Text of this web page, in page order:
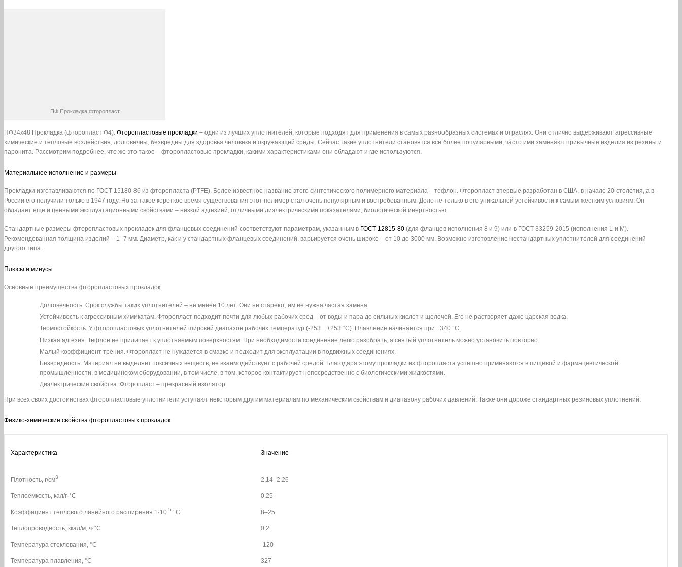
ПФ Прокладка фторопласт
ПФ34х48 Прокладка (фторопласт Ф4). Фторопластовые прокладки – одни из лучших уплотнителей, которые подходят для применения в самых разнообразных системах и отраслях. Они отлично выдерживают агрессивные
химические и тепловые воздействия, долговечны, безвредны для здоровья человека и окружающей среды. Сейчас такие уплотнители становятся все более популярными, часто ими заменяют привычные изделия из резины и
паронита. Рассмотрим подробнее, что же это такое – фторопластовые прокладки, какими характеристиками они обладают и где используются.
Материальное исполнение и размеры
Прокладки изготавливаются по ГОСТ 15180-86 из фторопласта (PTFE). Более известное название этого синтетического полимерного материала – тефлон. Фторопласт впервые разработан в США, в начале 20 столетия, а в
России его получили только в 1947 году. Но за такое короткое время существования этот полимер стал очень популярным и востребованным. Дело не только в его уникальной устойчивости к самым жестким условиям. Он
обладает еще и ценными эксплуатационными свойствами – низкой адгезией, отличными диэлектрическими показателями, биологической инертностью.
Стандартные размеры фторопластовых прокладок для фланцевых соединений соответствуют параметрам, указанным в ГОСТ 12815-80 (для фланцев исполнения 8 и 9) или в ГОСТ 33259-2015 (исполнения L и M).
Рекомендованная толщина изделий – 1–7 мм. Диаметр, как и у стандартных фланцевых соединений, варьируется очень широко – от 10 до 3000 мм. Возможно изготовление нестандартных уплотнителей для соединений
другого типа.
Плюсы и минусы
Основные преимущества фторопластовых прокладок:
Долговечность. Срок службы таких уплотнителей – не менее 10 лет. Они не стареют, им не нужна частая замена.
Устойчивость к агрессивным химикатам. Фторопласт подходит почти для любых рабочих сред – от воды и пара до сильных кислот и щелочей. Его не растворяет даже царская водка.
Термостойкость. У фторопластовых уплотнителей широкий диапазон рабочих температур (-253…+253 °С). Плавление начинается при +340 °С.
Низкая адгезия. Тефлон не прилипает к уплотняемым поверхностям. При необходимости соединение легко разобрать, а снятый уплотнитель можно установить повторно.
Малый коэффициент трения. Фторопласт не нуждается в смазке и подходит для эксплуатации в подвижных соединениях.
Безвредность. Материал не выделяет токсичных веществ, не взаимодействует с рабочей средой. Благодаря этому прокладки из фторопласта успешно применяются в пищевой и фармацевтической
промышленности, в медицинском оборудовании, в том числе, в том, которое контактирует непосредственно с биологическими жидкостями.
Диэлектрические свойства. Фторопласт – прекрасный изолятор.
При всех своих достоинствах фторопластовые уплотнители уступают некоторым другим материалам по механическим свойствам и диапазону рабочих давлений. Также они дороже стандартных резиновых уплотнений.
Физико-химические свойства фторопластовых прокладок
Характеристика Значение
Плотность, г/см3 2,14–2,26
Теплоемкость, кал/г·°С 0,25
Коэффициент теплового линейного расширения 1·10-5 °С 8–25
Теплопроводность, ккал/м, ч·°С 0,2
Температура стеклования, °С -120
Температура плавления, °С 327